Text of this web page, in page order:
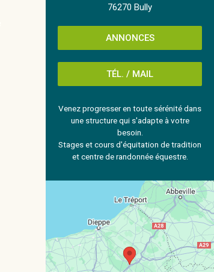
76270 Bully
ANNONCES
TÉL. / MAIL
Venez progresser en toute sérénité dans
une structure qui s'adapte à votre
besoin.
Stages et cours d'équitation de tradition
et centre de randonnée équestre.